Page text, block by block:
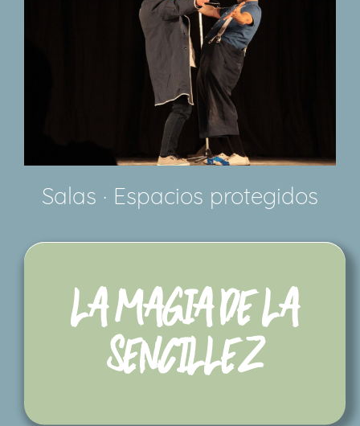
Salas · Espacios protegidos
LA MAGIA DE LA
SENCILLEZ